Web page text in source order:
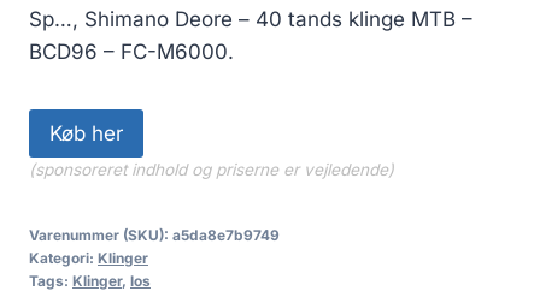
Sp…, Shimano Deore – 40 tands klinge MTB –
BCD96 – FC-M6000.
Køb her
(sponsoreret indhold og priserne er vejledende)
Varenummer (SKU): a5da8e7b9749
Kategori: Klinger
Tags: Klinger, los